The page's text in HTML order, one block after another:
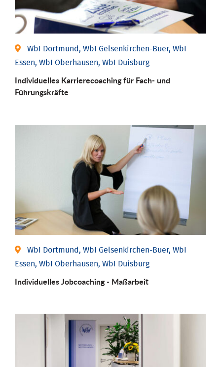
WbI Dortmund, WbI Gelsenkirchen-Buer, WbI
Essen, WbI Oberhausen, WbI Duisburg
Individu­elles Karrierecoaching für Fach-­ und
Führungs­kräfte
WbI Dortmund, WbI Gelsenkirchen-Buer, WbI
Essen, WbI Oberhausen, WbI Duisburg
Individu­elles Job­coaching - Maßarbeit